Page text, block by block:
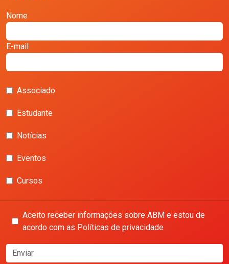
Nome
E-mail
Associado
Estudante
Notícias
Eventos
Cursos
Aceito receber informações sobre ABM e estou de
acordo com as Políticas de privacidade
Enviar